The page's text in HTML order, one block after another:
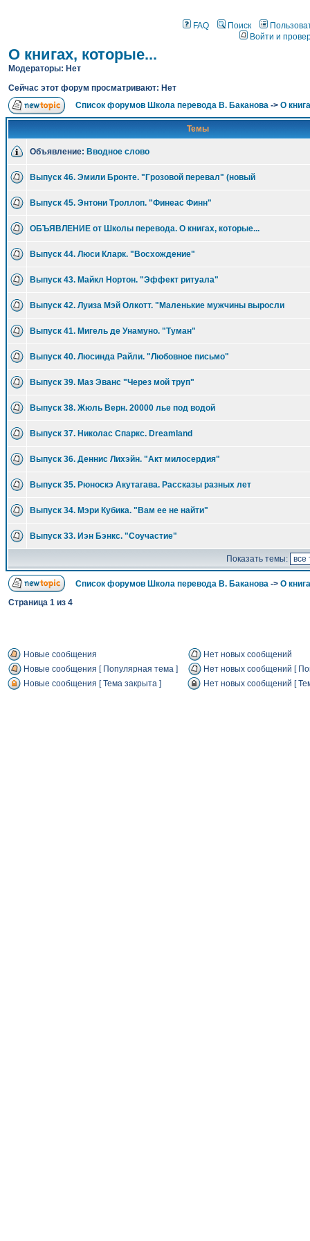
FAQ Поиск
Войти и
О книгах, которые...
Модераторы: Нет
Сейчас этот форум просматривают: Нет
Список форумов Школа перевода В. Баканова -> О
Темы
Объявление: Вводное слово
Выпуск 46. Эмили Бронте. "Грозовой перевал" (новый
Выпуск 45. Энтони Троллоп. "Финеас Финн"
ОБЪЯВЛЕНИЕ от Школы перевода. О книгах, которые...
Выпуск 44. Люси Кларк. "Восхождение"
Выпуск 43. Майкл Нортон. "Эффект ритуала"
Выпуск 42. Луиза Мэй Олкотт. "Маленькие мужчины выросли
Выпуск 41. Мигель де Унамуно. "Туман"
Выпуск 40. Люсинда Райли. "Любовное письмо"
Выпуск 39. Маз Эванс "Через мой труп"
Выпуск 38. Жюль Верн. 20000 лье под водой
Выпуск 37. Николас Спаркс. Dreamland
Выпуск 36. Деннис Лихэйн. "Акт милосердия"
Выпуск 35. Рюноскэ Акутагава. Рассказы разных лет
Выпуск 34. Мэри Кубика. "Вам ее не найти"
Выпуск 33. Иэн Бэнкс. "Соучастие"
Показать темы:
Список форумов Школа перевода В. Баканова -> О
Страница 1 из 4
Новые сообщения
Нет новых сообщений
Новые сообщения [ Популярная тема ]
Нет новых сообщений [
Новые сообщения [ Тема закрыта ]
Нет новых сообщений [